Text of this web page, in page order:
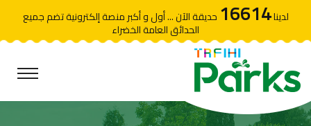
لدينا16614 حديقة الآن ... أول و أكبر منصة إلكترونية تضم جميع
الحدائق العامة الخضراء